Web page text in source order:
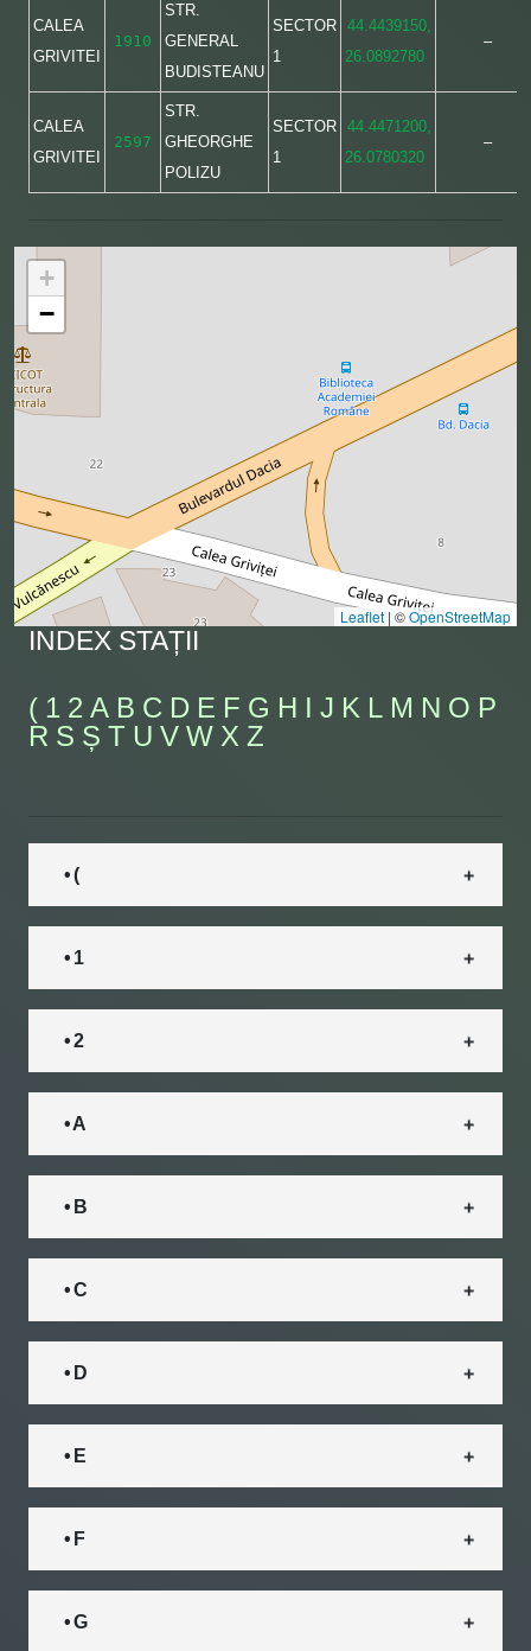
CALEA
GRIVITEI
1910
STR.
GENERAL
BUDISTEANU
SECTOR
1
44.4439150,
26.0892780
–
CALEA
GRIVITEI
2597
STR.
GHEORGHE
POLIZU
SECTOR
1
44.4471200,
26.0780320
–
+
−
Leaflet | ©OpenStreetMap
INDEX STAȚII
( 1 2 A B C D E F G H I J K L M N O P
R S Ș T U V W X Z
• (
• 1
• 2
• A
• B
• C
• D
• E
• F
• G